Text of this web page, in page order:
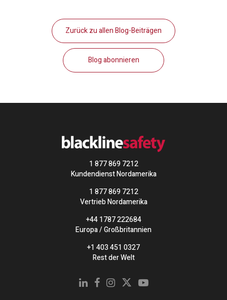
Zurück zu allen Blog-Beiträgen
Blog abonnieren
1 877 869 7212
Kundendienst Nordamerika
1 877 869 7212
Vertrieb Nordamerika
+44 1787 222684
Europa / Großbritannien
+1 403 451 0327
Rest der Welt